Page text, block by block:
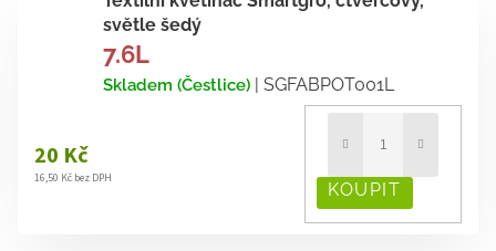
světle šedý
7.6L
Skladem (Čestlice) | SGFABPOT001L
20 Kč
16,50 Kč bez DPH